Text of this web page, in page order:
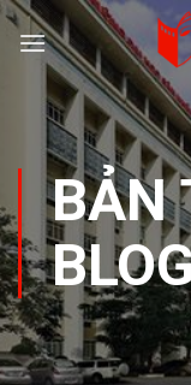
Skip
content
BẢN